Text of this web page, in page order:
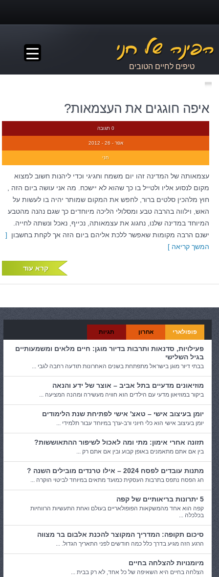
טיפים לחיים הטובים
איפה חוגגים את העצמאות?
0 תגובה
אפר - 26 - 2012
חני
עצמאותה של המדינה זהו יום משמח וחגיגי וכדי ליהנות חשוב למצוא
מקום לנסוע אליו ולטייל בו כך שהוא לא יישכח. מה אני עושה ביום הזה ,
חוץ מלהכין סלטים ברור, לחפש את המקום שמותר יהיה בו לעשות על
האש, וילווה בהרבה טבע ומסלולי הליכה מיוחדים כך שגם נהנה מהטבע
המיוחד במדינה שלנו, נחגוג את עצמאותה, נכייף, נאכל ונשתה לחייה.
ישנם הרבה מקומות שאפשר ללכת אליהם ביום הזה אך לקחת בחשבון [
המשך קריאה ]
קרא עוד
פופולארי אחרון תגיות
פעילויות, סדנאות ותרבות בדיור מוגן: חיים מלאים ומשמעותיים
בגיל השלישי
בבתי דיור מוגן בישראל מתפתחת בשנים האחרונות תודעה רחבה לגבי ...
מוזיאונים מדעיים בתל אביב – אוצר של ידע והנאה
ביקור במוזיאון מדעי עם הילדים הוא חוויה מעשירה ומהנה המציעה ...
יומן בעיצוב אישי – טאצ' אישי לפתיחת שנת הלימודים
יומן בעיצוב אישי הוא כלי חיוני ורב-ערך במיוחד עבור תלמידי ...
תזונה אחרי אימון: מתי ומה לאכול לשיפור ההתאוששות?
בין אם אתם מתאמנים באופן קבוע ובין אם אתם רק ...
מתנות עובדים לפסח 2024 – אילו טרנדים מובילים השנה ?
חג הפסח נתפס בתרבות העסקית כמועד מתאים במיוחד לביטוי הוקרה ...
5 יתרונות בריאותיים של קפה
קפה הוא אחד מהמשקאות הפופולאריים בעולם ואחת התעשיות הרווחיות
בכלכלה ...
סיכום תקופה: המדריך המקוצר להכנת אלבום בר מצווה
הרגע הזה מגיע בדרך כלל כמה חודשים לפני התאריך הגדול. ...
מיומנויות להצלחה בחיים
הצלחה בחיים היא השאיפה של כל אחד, לא רק בבית ...